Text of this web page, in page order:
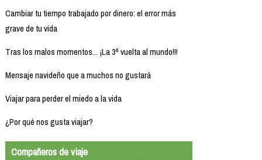
Cambiar tu tiempo trabajado por dinero: el error más
grave de tu vida
Tras los malos momentos... ¡La 3ª vuelta al mundo!!!
Mensaje navideño que a muchos no gustará
Viajar para perder el miedo a la vida
¿Por qué nos gusta viajar?
Compañeros de viaje